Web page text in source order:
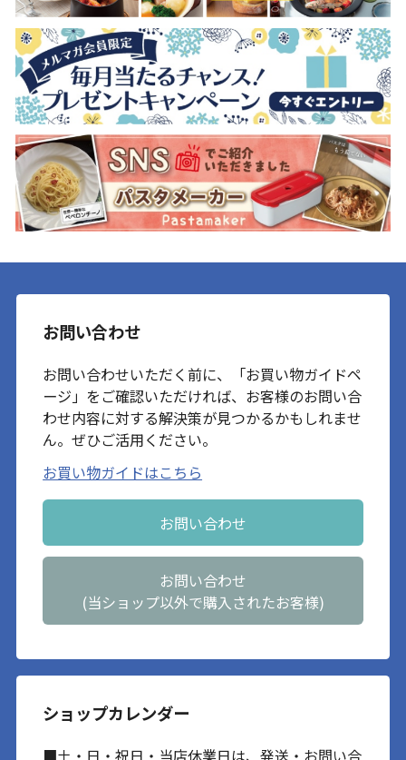
お問い合わせ
お問い合わせいただく前に、「お買い物ガイドペ
ージ」をご確認いただければ、お客様のお問い合
わせ内容に対する解決策が見つかるかもしれませ
ん。ぜひご活用ください。
お買い物ガイドはこちら
お問い合わせ
お問い合わせ
(当ショップ以外で購入されたお客様)
ショップカレンダー
■土・日・祝日・当店休業日は、発送・お問い合